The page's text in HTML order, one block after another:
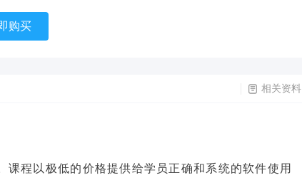
购买
程以极低的价格提供给学员正确和系统的软件使用
相关资料